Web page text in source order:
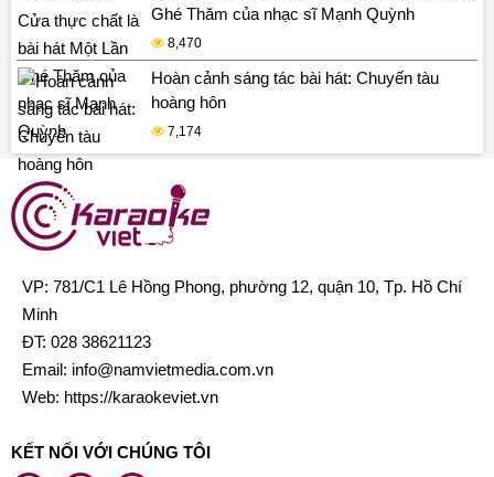
Ghé Thăm của nhạc sĩ Mạnh Quỳnh
8,470
Hoàn cảnh sáng tác bài hát: Chuyến tàu
hoàng hôn
7,174
VP: 781/C1 Lê Hồng Phong, phường 12, quận 10, Tp. Hồ Chí
Minh
ĐT: 028 38621123
Email: info@namvietmedia.com.vn
Web: https://karaokeviet.vn
KẾT NỐI VỚI CHÚNG TÔI